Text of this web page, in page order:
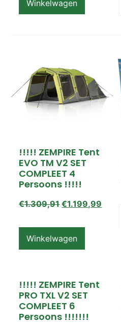
Winkelwagen
!!!!! ZEMPIRE Tent
EVO TM V2 SET
COMPLEET 4
Persoons !!!!!
€1.309,91 €1.199,99
Winkelwagen
!!!!! ZEMPIRE Tent
PRO TXL V2 SET
COMPLEET 6
Persoons !!!!!!!